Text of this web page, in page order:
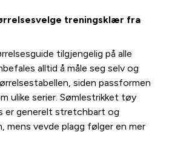
treningsklær fra
tilgjengelig på alle
alltid å måle seg selv og
siden passformen
ulike serier. Sømlestrikket tøy
er generelt stretchbart og
mens vevde plagg følger en mer